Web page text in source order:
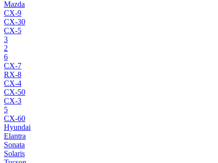
Mazda
CX-9
CX-30
CX-5
3
2
6
CX-7
RX-8
CX-4
CX-50
CX-3
5
CX-60
Hyundai
Elantra
Sonata
Solaris